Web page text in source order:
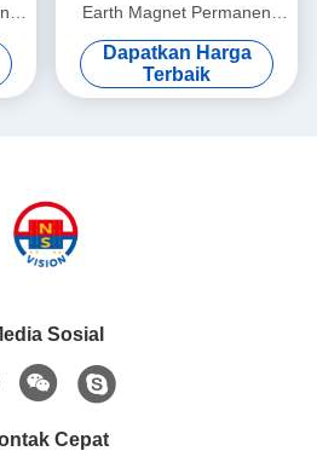
Earth Magnet Permanen
Untuk Generator Angin /
Motor
Dapatkan Harga
Terbaik
Sosial
Cepat